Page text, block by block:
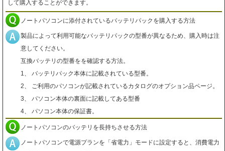
して購入することができます。
ノートパソコンに添付されているバッテリパックを購入する方法
製品によって利用可能なバッテリパックの型番が異なるため、購入時は注
意してください。
互換バッテリの型番をを確認する方法。
1、 バッテリパック本体に記載されている型番。
2、 ご利用のパソコンが記載されているカタログのオプション品ページ。
3、 パソコン本体の裏面に記載してある型番
4、 パソコン本体の保証書。
ノートパソコンのバッテリを長持ちさせる方法
ノートパソコンで電源プランを「省電力」モードに設定すると、消費電力